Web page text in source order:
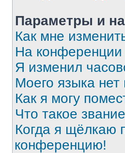
Параметры и
Как мне
На
Я изменил
Моего языка нет
Как я могу
Что такое
Когда я щёлкаю
конференцию!